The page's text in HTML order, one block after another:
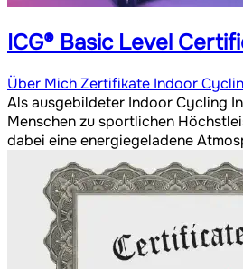
ICG® Basic Level
Über MichZertifikate Indoor
Als ausgebildeter Indoor Cycling
Menschen zu sportlichen
dabei eine energiegeladene